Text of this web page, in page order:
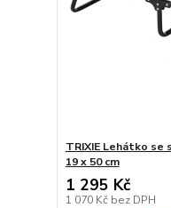
TRIXIE Lehátko se
19 x 50 cm
1 295 Kč
1 070 Kč bez DPH